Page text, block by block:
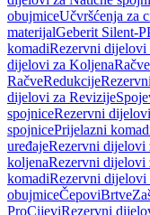
obujmiceUčvršćenja za
materijalGeberit Silent-
komadiRezervni dijelovi
dijelovi za KoljenaRačve
RačveRedukcije
dijelovi za Revizije
spojniceRezervni
spojnicePrijelazni
uređajeRezervni dijelovi
koljenaRezervni dijelovi
komadiRezervni dijelovi
obujmiceČepoviBrtve
ProCijeviRezervni